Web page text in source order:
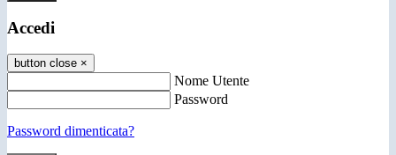
Accedi
button close ×
Nome Utente
Password
Password dimenticata?